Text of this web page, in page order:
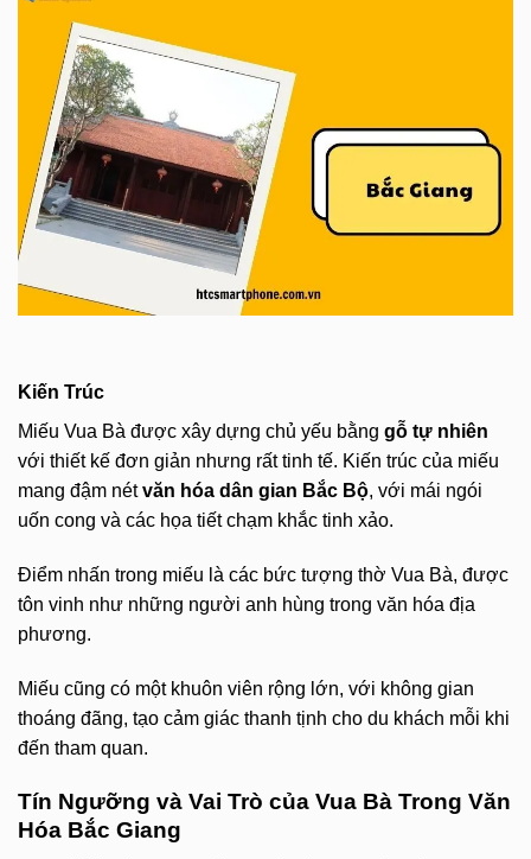
Kiến Trúc
Miếu Vua Bà được xây dựng chủ yếu bằng gỗ tự nhiên
với thiết kế đơn giản nhưng rất tinh tế. Kiến trúc của miếu
mang đậm nétvăn hóa dân gian Bắc Bộ, với mái ngói
uốn cong và các họa tiết chạm khắc tinh xảo.
Điểm nhấn trong miếu là các bức tượng thờ Vua Bà, được
tôn vinh như những người anh hùng trong văn hóa địa
phương.
Miếu cũng có một khuôn viên rộng lớn, với không gian
thoáng đãng, tạo cảm giác thanh tịnh cho du khách mỗi khi
đến tham quan.
Tín Ngưỡng và Vai Trò của Vua Bà Trong Văn
Hóa Bắc Giang